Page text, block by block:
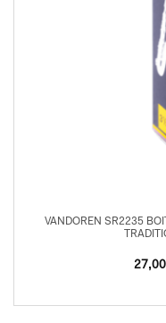
VANDOREN SR2235
27,00